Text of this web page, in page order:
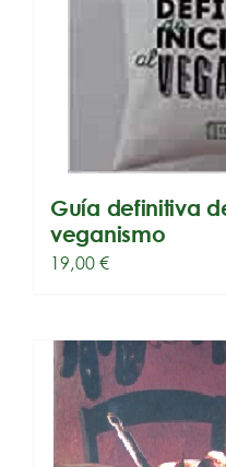
Guía definitiva
veganismo
19,00€